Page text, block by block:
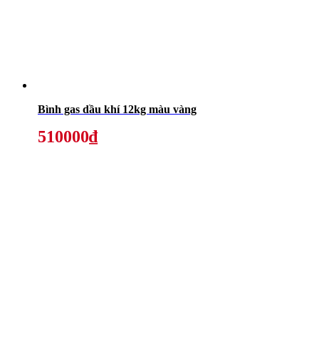
Bình gas dầu khí 12kg màu vàng
510000₫